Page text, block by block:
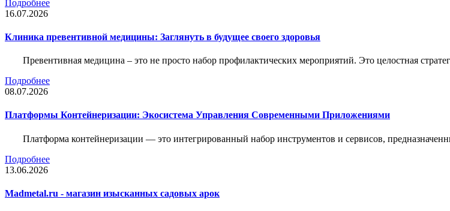
Подробнее
16.07.2026
Клиника превентивной медицины: Заглянуть в будущее своего здоровья
Превентивная медицина – это не просто набор профилактических мероприятий. Это целостная
Подробнее
08.07.2026
Платформы Контейнеризации: Экосистема Управления Современными Приложениями
Платформа контейнеризации — это интегрированный набор инструментов и сервисов,
Подробнее
13.06.2026
Madmetal.ru - магазин изысканных садовых арок